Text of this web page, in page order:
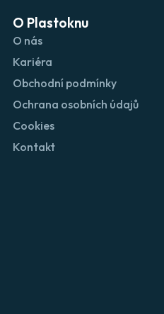
O Plastoknu
O nás
Kariéra
Obchodní podmínky
Ochrana osobních údajů
Cookies
Kontakt